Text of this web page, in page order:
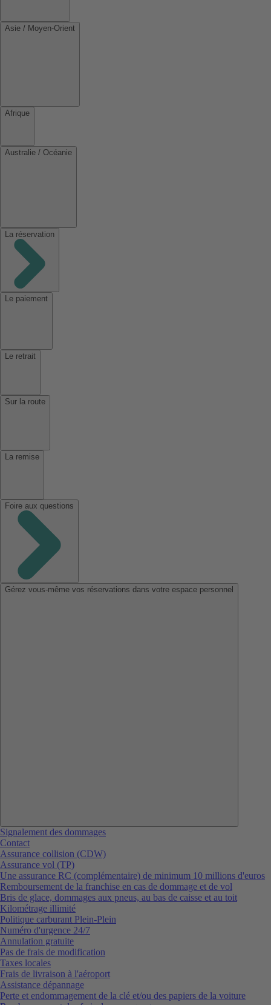
Asie / Moyen-Orient
Afrique
Australie / Océanie
La réservation
Le paiement
Le retrait
Sur la route
La remise
Foire aux questions
Gérez vous-même vos réservations dans votre espace personnel
Signalement des dommages
Contact
Assurance collision (CDW)
Assurance vol (TP)
Une assurance RC (complémentaire) de minimum 10 millions d'euros
Remboursement de la franchise en cas de dommage et de vol
Bris de glace, dommages aux pneus, au bas de caisse et au toit
Kilométrage illimité
Politique carburant Plein-Plein
Numéro d'urgence 24/7
Annulation gratuite
Pas de frais de modification
Taxes locales
Frais de livraison à l'aéroport
Assistance dépannage
Perte et endommagement de la clé et/ou des papiers de la voiture